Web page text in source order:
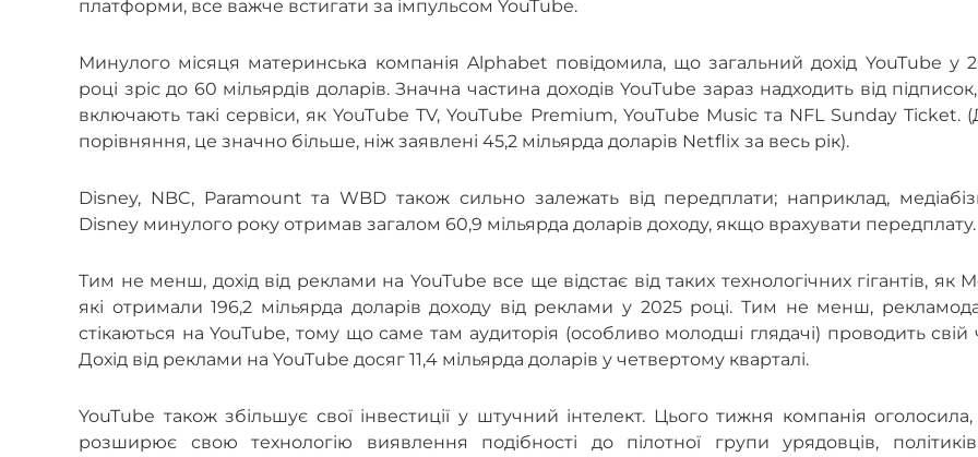
платформи, все важче встигати за імпульсом YouTube.
Минулого місяця материнська компанія Alphabet повідомила, що загальний дохід YouTube у
році зріс до 60 мільярдів доларів. Значна частина доходів YouTube зараз надходить від підписок,
включають такі сервіси, як YouTube TV, YouTube Premium, YouTube Music та NFL Sunday Ticket.
порівняння, це значно більше, ніж заявлені 45,2 мільярда доларів Netflix за весь рік).
Disney, NBC, Paramount та WBD також сильно залежать від передплати; наприклад,
Disney минулого року отримав загалом 60,9 мільярда доларів доходу, якщо врахувати передплату.
Тим не менш, дохід від реклами на YouTube все ще відстає від таких технологічних гігантів, як
які отримали 196,2 мільярда доларів доходу від реклами у 2025 році. Тим не менш,
стікаються на YouTube, тому що саме там аудиторія (особливо молодші глядачі) проводить свій
Дохід від реклами на YouTube досяг 11,4 мільярда доларів у четвертому кварталі.
YouTube також збільшує свої інвестиції у штучний інтелект. Цього тижня компанія
розширює свою технологію виявлення подібності до пілотної групи урядовців,